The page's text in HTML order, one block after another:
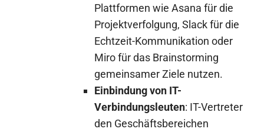
Plattformen wie Asana für die
Projektverfolgung, Slack für die
Echtzeit-Kommunikation oder
Miro für das Brainstorming
gemeinsamer Ziele nutzen.
Einbindung von IT-
Verbindungsleuten: IT-Vertreter
den Geschäftsbereichen